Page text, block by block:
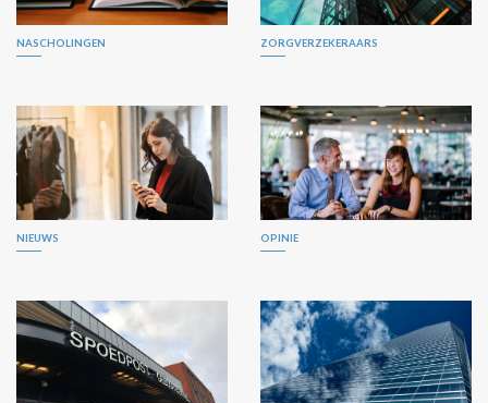
NASCHOLINGEN ZORGVERZEKERAARS
NIEUWS OPINIE